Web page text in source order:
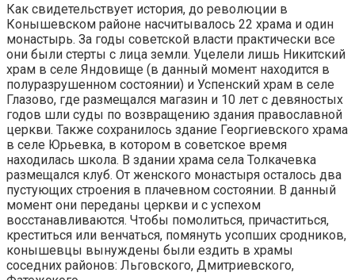
Как свидетельствует история, до революции в
Конышевском районе насчитывалось 22 храма и один
монастырь. За годы советской власти практически все
они были стерты с лица земли. Уцелели лишь Никитский
храм в селе Яндовище (в данный момент находится в
полуразрушенном состоянии) и Успенский храм в селе
Глазово, где размещался магазин и 10 лет с девяностых
годов шли суды по возвращению здания православной
церкви. Также сохранилось здание Георгиевского храма
в селе Юрьевка, в котором в советское время
находилась школа. В здании храма села Толкачевка
размещался клуб. От женского монастыря осталось два
пустующих строения в плачевном состоянии. В данный
момент они переданы церкви и с успехом
восстанавливаются. Чтобы помолиться, причаститься,
креститься или венчаться, помянуть усопших сродников,
конышевцы вынуждены были ездить в храмы
соседних районов: Льговского, Дмитриевского,